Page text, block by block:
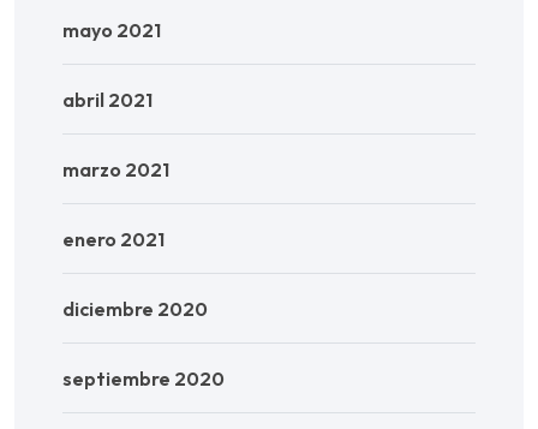
mayo 2021
abril 2021
marzo 2021
enero 2021
diciembre 2020
septiembre 2020